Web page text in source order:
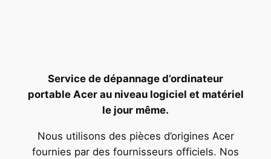
Service de dépannage d’ordinateur
portable Acer au niveau logiciel et matériel
le jour même.
Nous utilisons des pièces d’origines Acer
fournies par des fournisseurs officiels. Nos